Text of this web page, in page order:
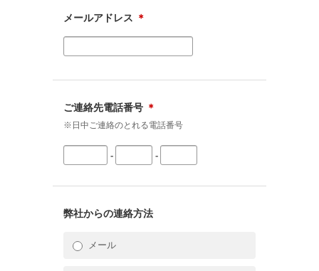
メールアドレス ＊
ご連絡先電話番号 ＊
※日中ご連絡のとれる電話番号
- -
弊社からの連絡方法
メール